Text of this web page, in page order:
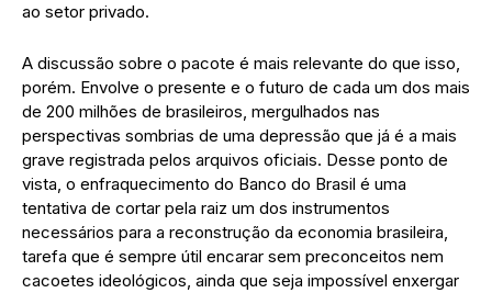
ao setor privado.
A discussão sobre o pacote é mais relevante do que isso,
porém. Envolve o presente e o futuro de cada um dos mais
de 200 milhões de brasileiros, mergulhados nas
perspectivas sombrias de uma depressão que já é a mais
grave registrada pelos arquivos oficiais. Desse ponto de
vista, o enfraquecimento do Banco do Brasil é uma
tentativa de cortar pela raiz um dos instrumentos
necessários para a reconstrução da economia brasileira,
tarefa que é sempre útil encarar sem preconceitos nem
cacoetes ideológicos, ainda que seja impossível enxergar